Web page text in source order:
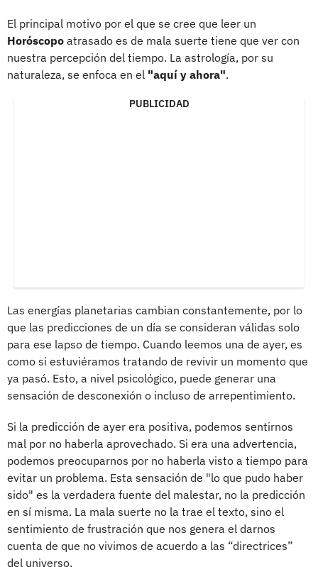
El principal motivo por el que se cree que leer un
Horóscopo atrasado es de mala suerte tiene que ver con
nuestra percepción del tiempo. La astrología, por su
naturaleza, se enfoca en el "aquí y ahora".
PUBLICIDAD
Las energías planetarias cambian constantemente, por lo
que las predicciones de un día se consideran válidas solo
para ese lapso de tiempo. Cuando leemos una de ayer, es
como si estuviéramos tratando de revivir un momento que
ya pasó. Esto, a nivel psicológico, puede generar una
sensación de desconexión o incluso de arrepentimiento.
Si la predicción de ayer era positiva, podemos sentirnos
mal por no haberla aprovechado. Si era una advertencia,
podemos preocuparnos por no haberla visto a tiempo para
evitar un problema. Esta sensación de "lo que pudo haber
sido" es la verdadera fuente del malestar, no la predicción
en sí misma. La mala suerte no la trae el texto, sino el
sentimiento de frustración que nos genera el darnos
cuenta de que no vivimos de acuerdo a las “directrices”
del universo.